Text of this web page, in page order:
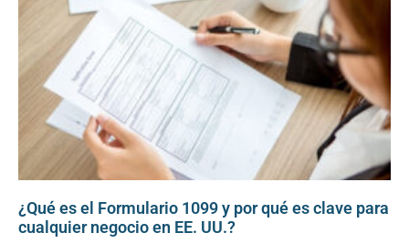
¿Qué es el Formulario 1099 y por qué es clave para
cualquier negocio en EE. UU.?